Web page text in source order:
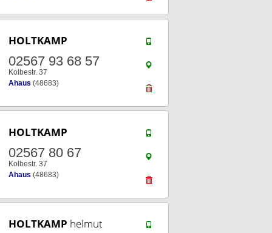
HOLTKAMP
02567 93 68 57
Kolbestr. 37
Ahaus (48683)
HOLTKAMP
02567 80 67
Kolbestr. 37
Ahaus (48683)
HOLTKAMP helmut